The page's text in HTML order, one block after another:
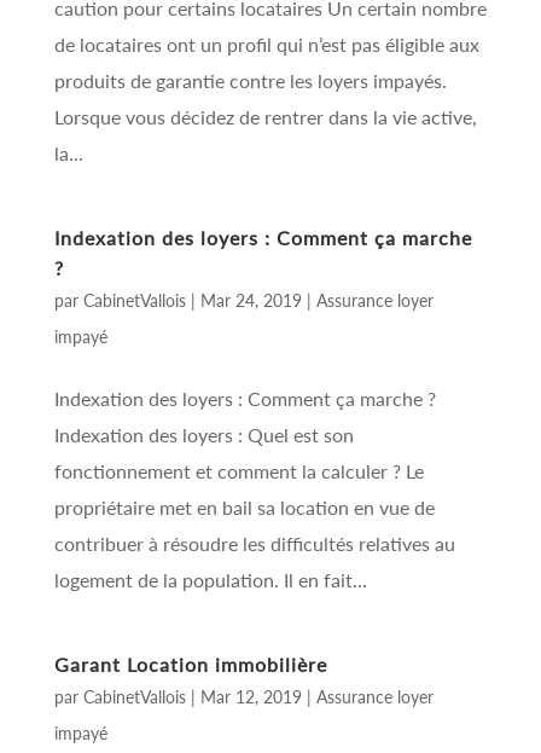
caution pour certains locataires Un certain nombre
de locataires ont un profil qui n’est pas éligible aux
produits de garantie contre les loyers impayés.
Lorsque vous décidez de rentrer dans la vie active,
la...
Indexation des loyers : Comment ça marche
?
par CabinetVallois| Mar 24, 2019| Assurance loyer
impayé
Indexation des loyers : Comment ça marche ?
Indexation des loyers : Quel est son
fonctionnement et comment la calculer ? Le
propriétaire met en bail sa location en vue de
contribuer à résoudre les difficultés relatives au
logement de la population. Il en fait...
Garant Location immobilière
par CabinetVallois| Mar 12, 2019| Assurance loyer
impayé